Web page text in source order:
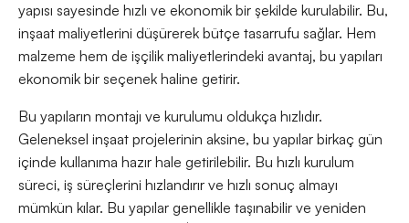
yapısı sayesinde hızlı ve ekonomik bir şekilde kurulabilir. Bu,
inşaat maliyetlerini düşürerek bütçe tasarrufu sağlar. Hem
malzeme hem de işçilik maliyetlerindeki avantaj, bu yapıları
ekonomik bir seçenek haline getirir.
Bu yapıların montajı ve kurulumu oldukça hızlıdır.
Geleneksel inşaat projelerinin aksine, bu yapılar birkaç gün
içinde kullanıma hazır hale getirilebilir. Bu hızlı kurulum
süreci, iş süreçlerini hızlandırır ve hızlı sonuç almayı
mümkün kılar. Bu yapılar genellikle taşınabilir ve yeniden